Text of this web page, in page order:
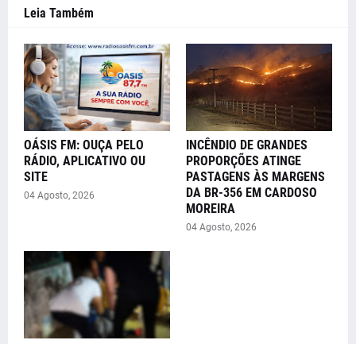
Leia Também
OÁSIS FM: OUÇA PELO
RÁDIO, APLICATIVO OU
SITE
04 Agosto, 2026
INCÊNDIO DE GRANDES
PROPORÇÕES ATINGE
PASTAGENS ÀS MARGENS
DA BR-356 EM CARDOSO
MOREIRA
04 Agosto, 2026